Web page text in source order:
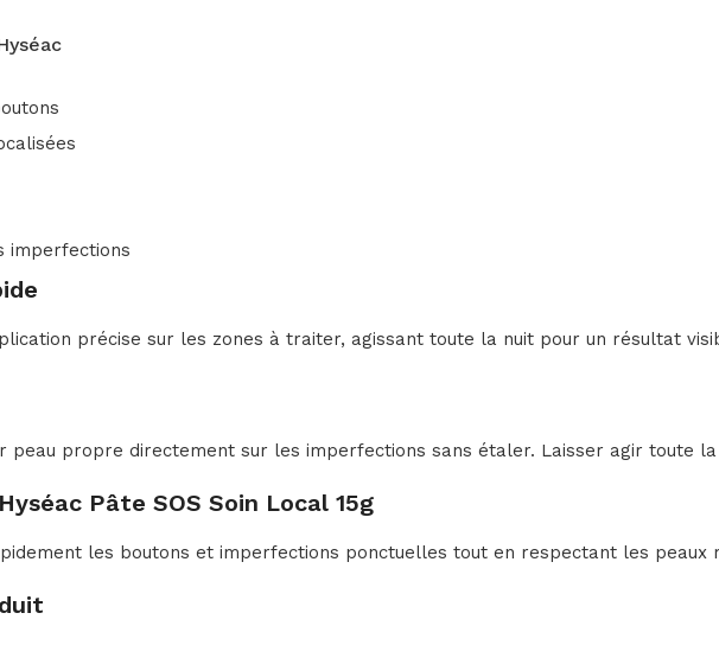
imperfections
précise sur les zones à traiter, agissant toute la nuit pour un résultat
peau propre directement sur les imperfections sans étaler. Laisser agir toute
Pâte SOS Soin Local 15g
les boutons et imperfections ponctuelles tout en respectant les peaux